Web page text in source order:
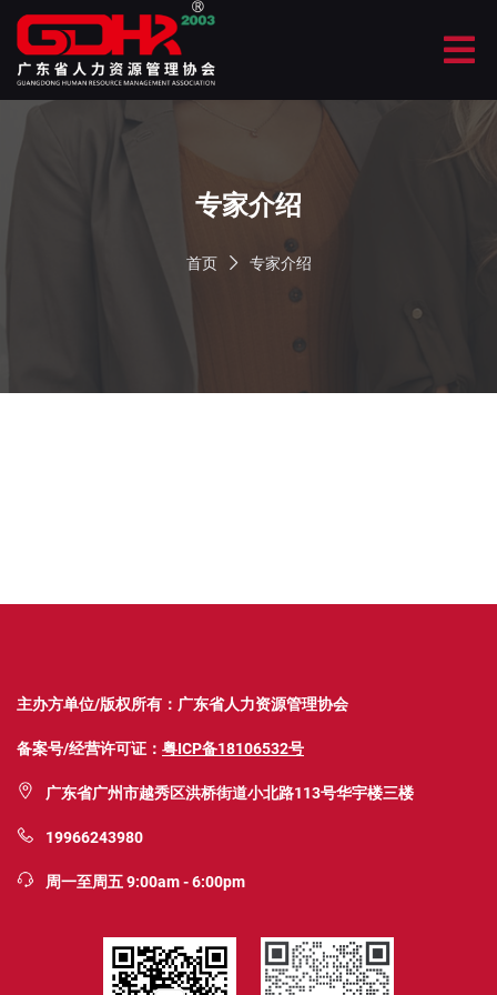
专家介绍
首页 专家介绍
主办方单位/版权所有：广东省人力资源管理协会
备案号/经营许可证： 粤ICP备18106532号
广东省广州市越秀区洪桥街道小北路113号华宇楼三楼
19966243980
周一至周五 9:00am - 6:00pm